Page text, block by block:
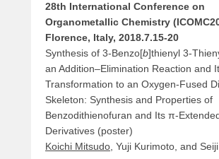
28th International Conference on
Organometallic Chemistry
Florence, Italy, 2018.7.15-20
Synthesis of 3-Benzo[b]thienyl 3-
an Addition–Elimination Reaction and
Transformation to an Oxygen-Fused
Skeleton: Synthesis and Properties of
Benzodithienofuran and Its π-
Derivatives (poster)
Koichi Mitsudo , Yuji Kurimoto, and